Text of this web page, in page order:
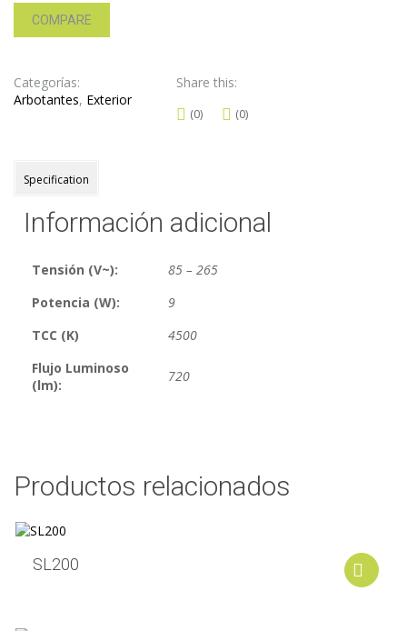
COMPARE
Categorías:
Arbotantes, Exterior
Share this:
(0) (0)
Specification
Información adicional
Tensión (V~):
85 – 265
Potencia (W):
9
TCC (K)
4500
Flujo Luminoso
(lm):
720
Productos relacionados
SL200